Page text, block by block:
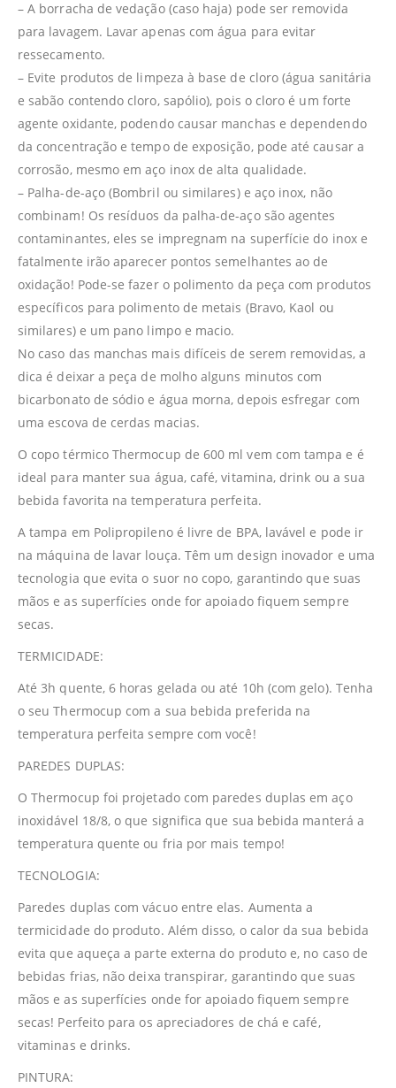
– A borracha de vedação (caso haja) pode ser removida
para lavagem. Lavar apenas com água para evitar
ressecamento.
– Evite produtos de limpeza à base de cloro (água sanitária
e sabão contendo cloro, sapólio), pois o cloro é um forte
agente oxidante, podendo causar manchas e dependendo
da concentração e tempo de exposição, pode até causar a
corrosão, mesmo em aço inox de alta qualidade.
– Palha-de-aço (Bombril ou similares) e aço inox, não
combinam! Os resíduos da palha-de-aço são agentes
contaminantes, eles se impregnam na superfície do inox e
fatalmente irão aparecer pontos semelhantes ao de
oxidação! Pode-se fazer o polimento da peça com produtos
específicos para polimento de metais (Bravo, Kaol ou
similares) e um pano limpo e macio.
No caso das manchas mais difíceis de serem removidas, a
dica é deixar a peça de molho alguns minutos com
bicarbonato de sódio e água morna, depois esfregar com
uma escova de cerdas macias.
O copo térmico Thermocup de 600 ml vem com tampa e é
ideal para manter sua água, café, vitamina, drink ou a sua
bebida favorita na temperatura perfeita.
A tampa em Polipropileno é livre de BPA, lavável e pode ir
na máquina de lavar louça. Têm um design inovador e uma
tecnologia que evita o suor no copo, garantindo que suas
mãos e as superfícies onde for apoiado fiquem sempre
secas.
TERMICIDADE:
Até 3h quente, 6 horas gelada ou até 10h (com gelo). Tenha
o seu Thermocup com a sua bebida preferida na
temperatura perfeita sempre com você!
PAREDES DUPLAS:
O Thermocup foi projetado com paredes duplas em aço
inoxidável 18/8, o que significa que sua bebida manterá a
temperatura quente ou fria por mais tempo!
TECNOLOGIA:
Paredes duplas com vácuo entre elas. Aumenta a
termicidade do produto. Além disso, o calor da sua bebida
evita que aqueça a parte externa do produto e, no caso de
bebidas frias, não deixa transpirar, garantindo que suas
mãos e as superfícies onde for apoiado fiquem sempre
secas! Perfeito para os apreciadores de chá e café,
vitaminas e drinks.
PINTURA: